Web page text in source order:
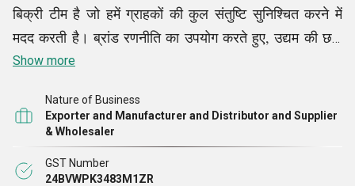
बिक्री टीम है जो हमें ग्राहकों की कुल संतुष्टि सुनिश्चित करने में
मदद करती है। ब्रांड रणनीति का उपयोग करते हुए, उद्यम की छवि
का निर्माण करते हुए, और वकील होने के नाते, हम विश्व स्तर के बाथ
कंसील्ड वाटर क्लोसेट, फ्लोर माउंट वॉटर क्लोसेट, डॉल्फिन
पेडस्टल बेसिन सेट, टेबल टॉप वॉश बेसिन आदि के विश्वसनीय
आपूर्तिकर्ता, निर्माता और निर्यातक हैं। बदले में नवीन विनिर्माण
तकनीकों का हमारा अनुप्रयोग हमें बहुत प्रतिस्पर्धी कीमतों पर
Show more
Nature of Business
Exporter and Manufacturer and Distributor and Supplier
& Wholesaler
GST Number
24BVWPK3483M1ZR